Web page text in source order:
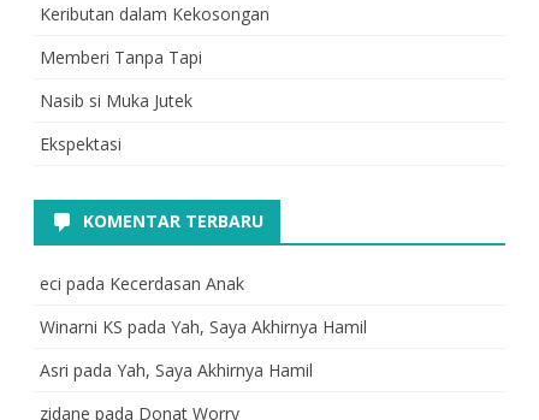
Keributan dalam Kekosongan
Memberi Tanpa Tapi
Nasib si Muka Jutek
Ekspektasi
KOMENTAR TERBARU
eci pada Kecerdasan Anak
Winarni KS pada Yah, Saya Akhirnya Hamil
Asri pada Yah, Saya Akhirnya Hamil
zidane pada Donat Worry